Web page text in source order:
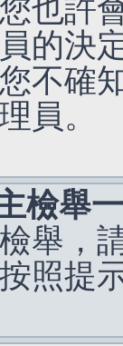
也許
的決
不確
員。
檢舉
舉，
照提